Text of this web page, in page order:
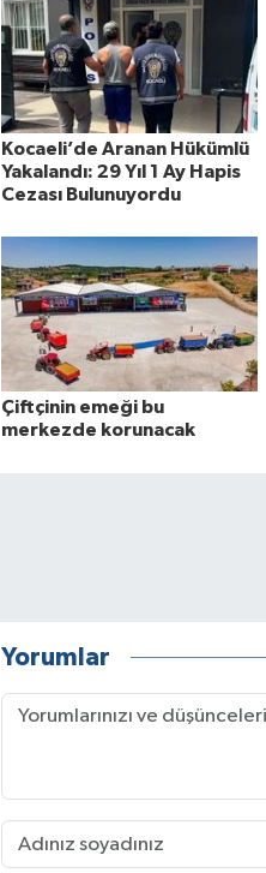
Kocaeli’de Aranan Hükümlü
Yakalandı: 29 Yıl 1 Ay Hapis
Cezası Bulunuyordu
Çiftçinin emeği bu
merkezde korunacak
Yorumlar